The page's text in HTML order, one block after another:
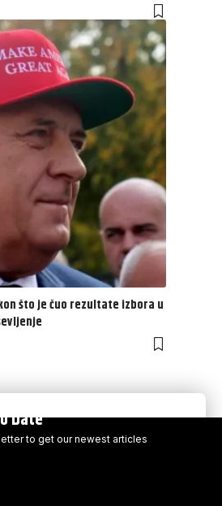
što je čuo rezultate izbora u
Date
to get our newest articles